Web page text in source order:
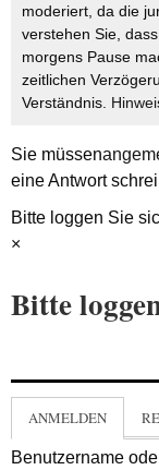
moderiert, da die
verstehen Sie,
morgens Pause
zeitlichen
Verständnis.
Sie müssen
eine Antwort
Bitte loggen Sie
×
Bitte
ANMELDEN
Benutzername